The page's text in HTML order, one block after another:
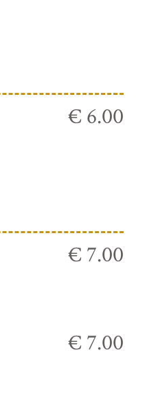
€ 6.00
€ 7.00
€ 7.00